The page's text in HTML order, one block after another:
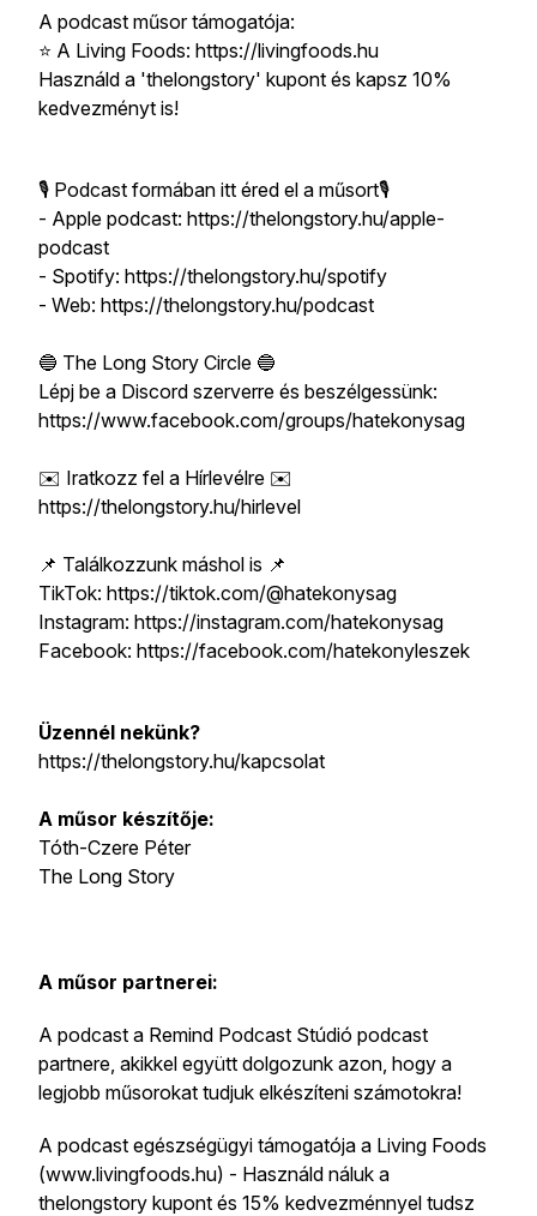
A podcast műsor támogatója:
⭐️ A Living Foods: https://livingfoods.hu
Használd a 'thelongstory' kupont és kapsz 10%
kedvezményt is!
🎙 Podcast formában itt éred el a műsort🎙
- Apple podcast: https://thelongstory.hu/apple-
podcast
- Spotify: https://thelongstory.hu/spotify
- Web: https://thelongstory.hu/podcast
🔵 The Long Story Circle 🔵
Lépj be a Discord szerverre és beszélgessünk:
https://www.facebook.com/groups/hatekonysag
✉️ Iratkozz fel a Hírlevélre ✉️
https://thelongstory.hu/hirlevel
📌 Találkozzunk máshol is 📌
TikTok: https://tiktok.com/@hatekonysag
Instagram: https://instagram.com/hatekonysag
Facebook: https://facebook.com/hatekonyleszek
Üzennél nekünk?
https://thelongstory.hu/kapcsolat
A műsor készítője:
Tóth-Czere Péter
The Long Story
A műsor partnerei:
A podcast a Remind Podcast Stúdió podcast
partnere, akikkel együtt dolgozunk azon, hogy a
legjobb műsorokat tudjuk elkészíteni számotokra!
A podcast egészségügyi támogatója a Living Foods
(www.livingfoods.hu) - Használd náluk a
thelongstory kupont és 15% kedvezménnyel tudsz